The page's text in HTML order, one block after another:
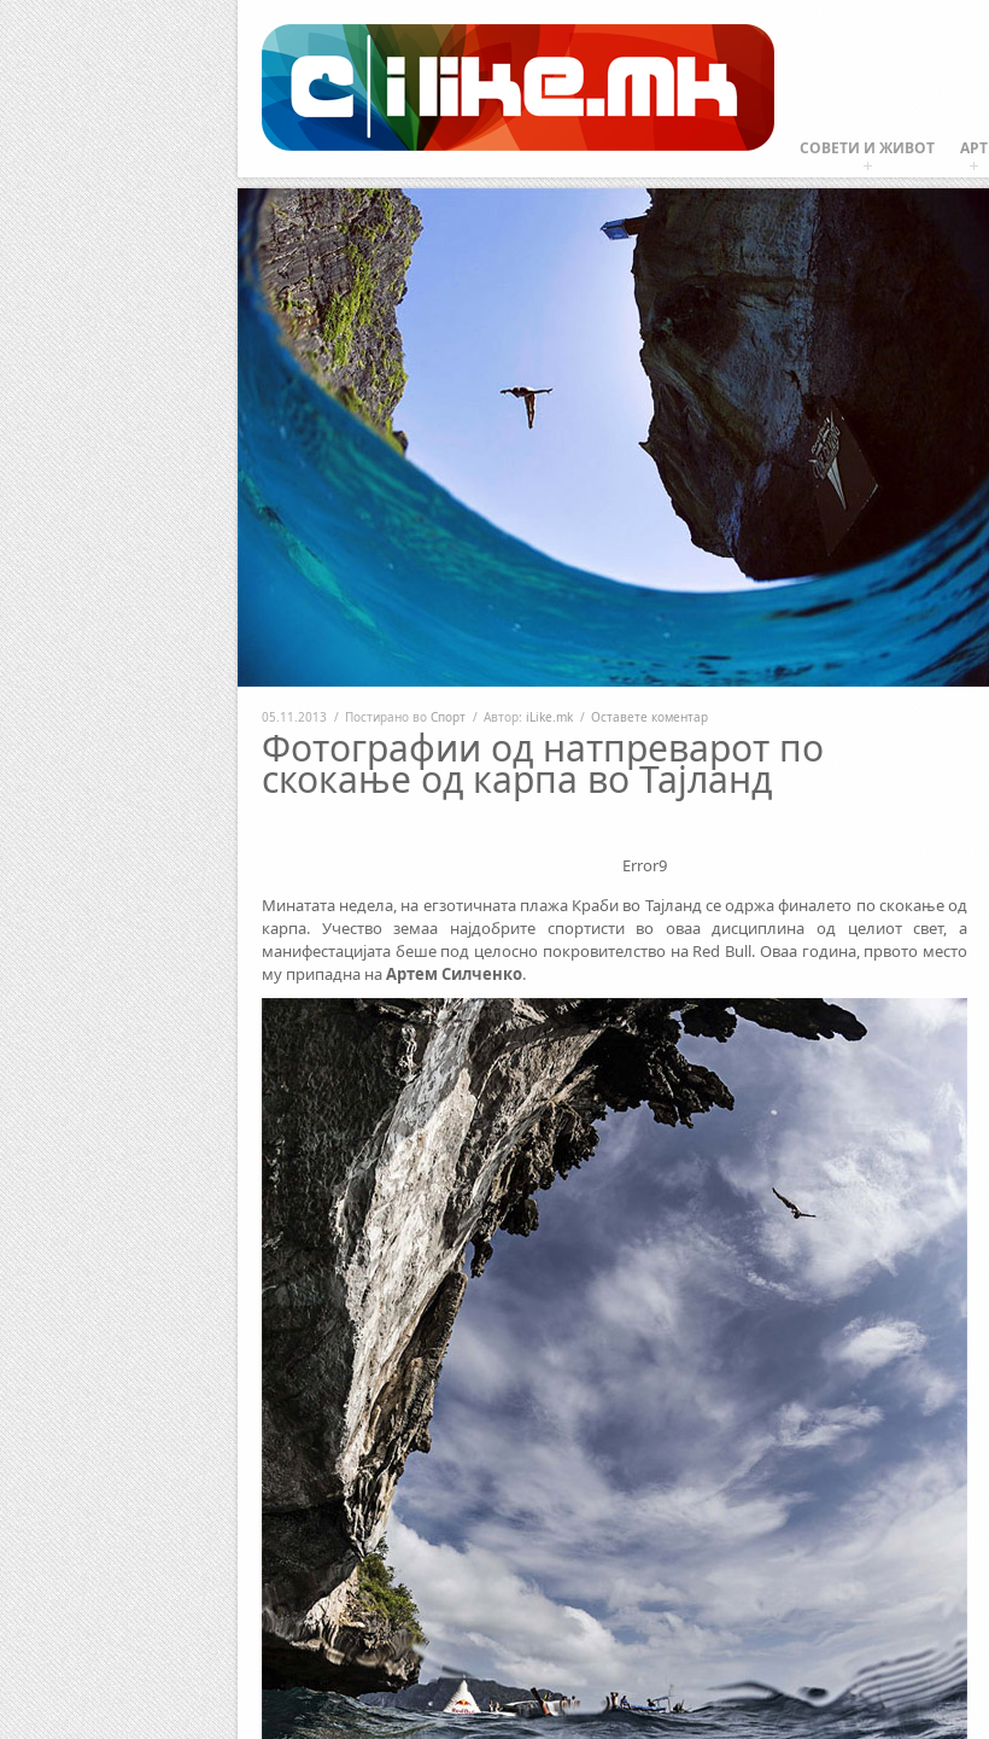
Facebook
RSS
СОВЕТИ И ЖИВОТ АРТ
05.11.2013 / Постирано во Спорт / Автор: iLike.mk / Оставете коментар
Фотографии од натпреварот по
скокање од карпа во Тајланд
Error9
Минатата недела, на егзотичната плажа Краби во Тајланд се одржа финалето по скокање од
карпа. Учество земаа најдобрите спортисти во оваа дисциплина од целиот свет, а
манифестацијата беше под целосно покровителство на Red Bull. Оваа година, првото место
му припадна наАртем Силченко.